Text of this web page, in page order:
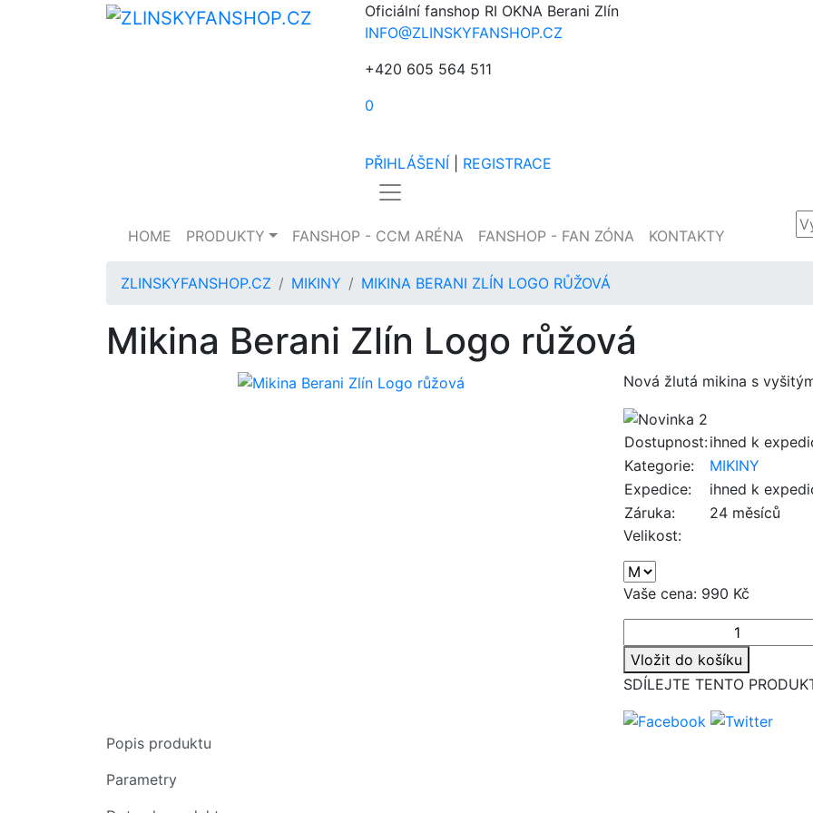
Oficiální fanshop RI OKNA Berani Zlín
INFO@ZLINSKYFANSHOP.CZ
+420 605 564 511
0
PŘIHLÁŠENÍ
REGISTRACE
HOME PRODUKTY FANSHOP - CCM ARÉNA FANSHOP - FAN ZÓNA KONTAKTY
ZLINSKYFANSHOP.CZ MIKINY MIKINA BERANI ZLÍN LOGO RŮŽOVÁ
Mikina Berani Zlín Logo růžová
Nová žlutá mikina s
Dostupnost:ihned k
Kategorie:
MIKINY
Expedice:
ihned k
Záruka:
24 měsíců
Velikost:
Vaše cena: 990 Kč
Vložit do košíku
SDÍLEJTE TENTO
Popis produktu
Parametry